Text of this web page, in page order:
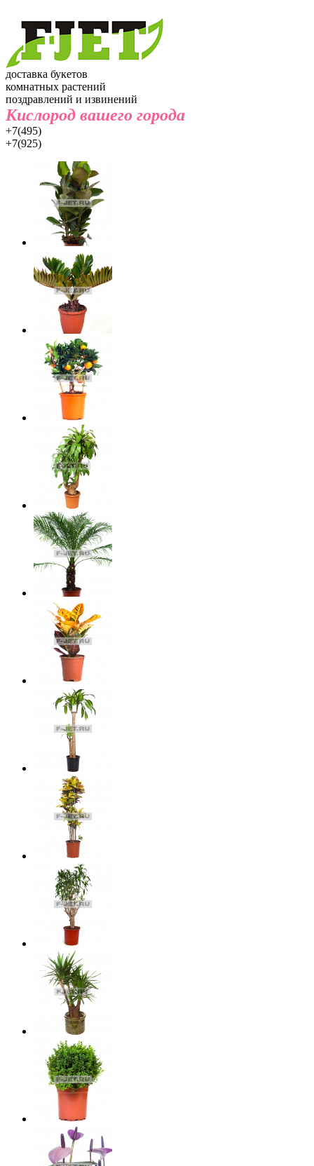
доставка букетов
комнатных растений
поздравлений и извинений
Кислород вашего города
+7(495)
+7(925)